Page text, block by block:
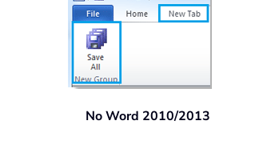
No Word 2010/2013